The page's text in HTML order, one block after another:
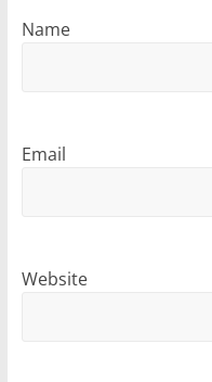
Name
Email
Website